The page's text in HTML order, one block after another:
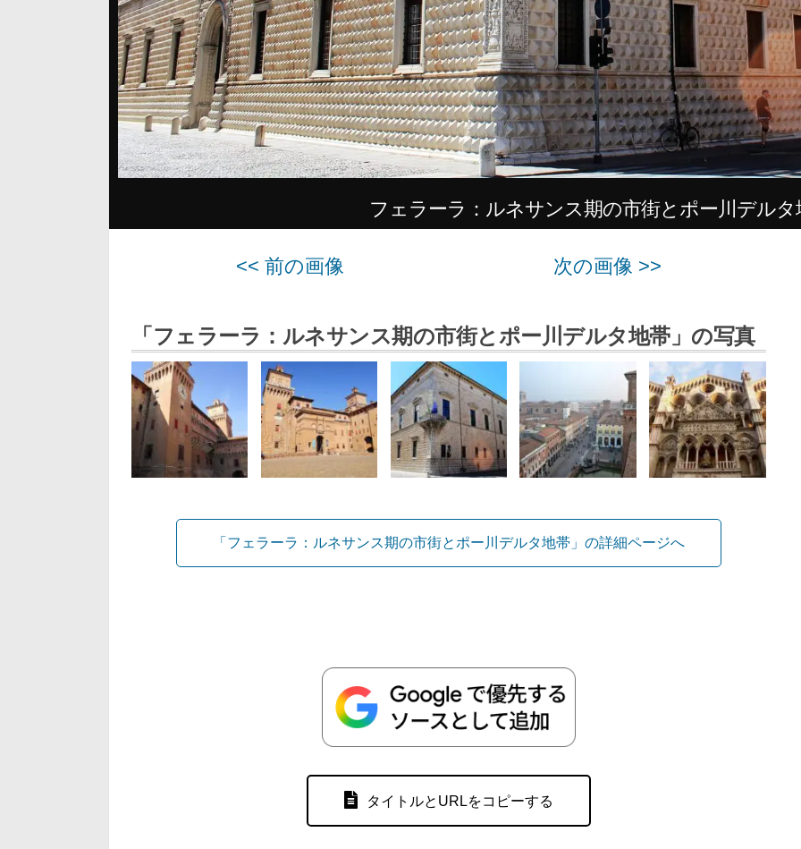
フェラーラ：ルネサンス期の市街とポー川デルタ
<< 前の画像 次の画像 >>
「フェラーラ：ルネサンス期の市街とポー川デルタ地帯」の写真
「フェラーラ：ルネサンス期の市街とポー川デルタ地帯」の詳細ページへ
タイトルとURLをコピーする